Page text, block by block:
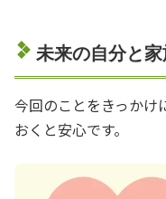
未来の自分と
今回のことをきっかけ
おくと安心です。